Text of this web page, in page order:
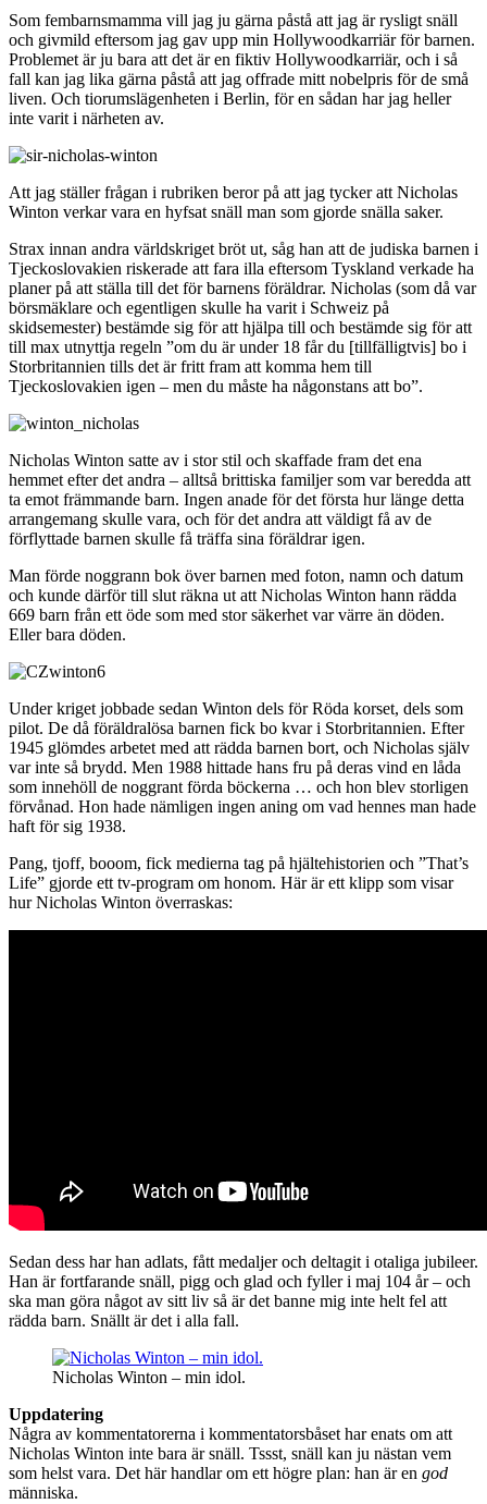
Som fembarnsmamma vill jag ju gärna påstå att jag är rysligt snäll
och givmild eftersom jag gav upp min Hollywoodkarriär för barnen.
Problemet är ju bara att det är en fiktiv Hollywoodkarriär, och i så
fall kan jag lika gärna påstå att jag offrade mitt nobelpris för de små
liven. Och tiorumslägenheten i Berlin, för en sådan har jag heller
inte varit i närheten av.
Att jag ställer frågan i rubriken beror på att jag tycker att Nicholas
Winton verkar vara en hyfsat snäll man som gjorde snälla saker.
Strax innan andra världskriget bröt ut, såg han att de judiska barnen i
Tjeckoslovakien riskerade att fara illa eftersom Tyskland verkade ha
planer på att ställa till det för barnens föräldrar. Nicholas (som då var
börsmäklare och egentligen skulle ha varit i Schweiz på
skidsemester) bestämde sig för att hjälpa till och bestämde sig för att
till max utnyttja regeln ”om du är under 18 får du [tillfälligtvis] bo i
Storbritannien tills det är fritt fram att komma hem till
Tjeckoslovakien igen – men du måste ha någonstans att bo”.
Nicholas Winton satte av i stor stil och skaffade fram det ena
hemmet efter det andra – alltså brittiska familjer som var beredda att
ta emot främmande barn. Ingen anade för det första hur länge detta
arrangemang skulle vara, och för det andra att väldigt få av de
förflyttade barnen skulle få träffa sina föräldrar igen.
Man förde noggrann bok över barnen med foton, namn och datum
och kunde därför till slut räkna ut att Nicholas Winton hann rädda
669 barn från ett öde som med stor säkerhet var värre än döden.
Eller bara döden.
Under kriget jobbade sedan Winton dels för Röda korset, dels som
pilot. De då föräldralösa barnen fick bo kvar i Storbritannien. Efter
1945 glömdes arbetet med att rädda barnen bort, och Nicholas själv
var inte så brydd. Men 1988 hittade hans fru på deras vind en låda
som innehöll de noggrant förda böckerna … och hon blev storligen
förvånad. Hon hade nämligen ingen aning om vad hennes man hade
haft för sig 1938.
Pang, tjoff, booom, fick medierna tag på hjältehistorien och ”That’s
Life” gjorde ett tv-program om honom. Här är ett klipp som visar
hur Nicholas Winton överraskas:
Sedan dess har han adlats, fått medaljer och deltagit i otaliga jubileer.
Han är fortfarande snäll, pigg och glad och fyller i maj 104 år – och
ska man göra något av sitt liv så är det banne mig inte helt fel att
rädda barn. Snällt är det i alla fall.
Nicholas Winton – min idol.
Uppdatering
Några av kommentatorerna i kommentatorsbåset har enats om att
Nicholas Winton inte bara är snäll. Tssst, snäll kan ju nästan vem
som helst vara. Det här handlar om ett högre plan: han är en god
människa.